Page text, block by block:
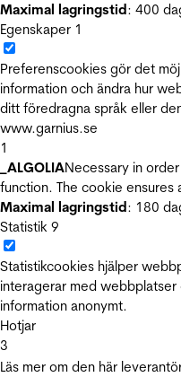
Maximal lagringstid: 400
Egenskaper 1
Preferenscookies gör det
information och ändra hur
ditt föredragna språk eller
www.garnius.se
1
_ALGOLIANecessary in
function. The cookie ensures
Maximal lagringstid: 180
Statistik 9
Statistikcookies hjälper
interagerar med
information anonymt.
Hotjar
3
Läs mer om den här